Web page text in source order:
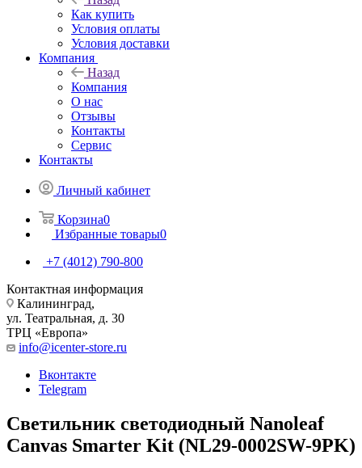
Как купить
Условия оплаты
Условия доставки
Компания
Назад
Компания
О нас
Отзывы
Контакты
Сервис
Контакты
Личный кабинет
Корзина0
Избранные товары0
+7 (4012) 790-800
Контактная информация
Калининград,
ул. Театральная, д. 30
ТРЦ «Европа»
info@icenter-store.ru
Вконтакте
Telegram
Светильник светодиодный Nanoleaf
Canvas Smarter Kit (NL29-0002SW-9PK)